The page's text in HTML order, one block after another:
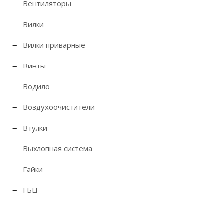
Вентиляторы
Вилки
Вилки приварные
Винты
Водило
Воздухоочистители
Втулки
Выхлопная система
Гайки
ГБЦ